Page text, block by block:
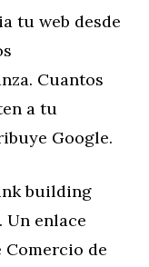
tu web desde
Cuantos
a tu
Google.
building
enlace
Comercio de